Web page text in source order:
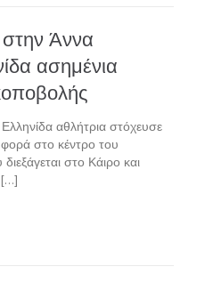
Άννα
ασημένια
αθλήτρια στόχευσε
φορά στο κέντρο του
στο Κάιρο και
[…]